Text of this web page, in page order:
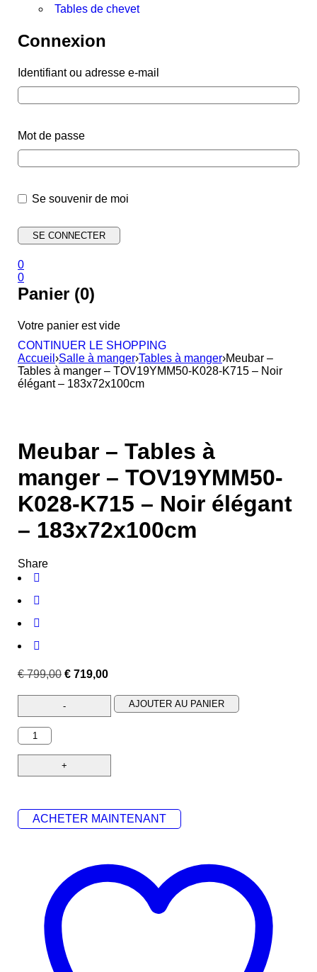
Tables de chevet
Connexion
Identifiant ou adresse e-mail
Mot de passe
Se souvenir de moi
0
0
Panier (0)
Votre panier est vide
CONTINUER LE SHOPPING
Accueil ›Salle à manger›Tables à manger›Meubar –
Tables à manger – TOV19YMM50-K028-K715 – Noir
élégant – 183x72x100cm
Meubar – Tables à
manger – TOV19YMM50-
K028-K715 – Noir élégant
– 183x72x100cm
Share
€799,00 € 719,00
AJOUTER AU PANIER
ACHETER MAINTENANT